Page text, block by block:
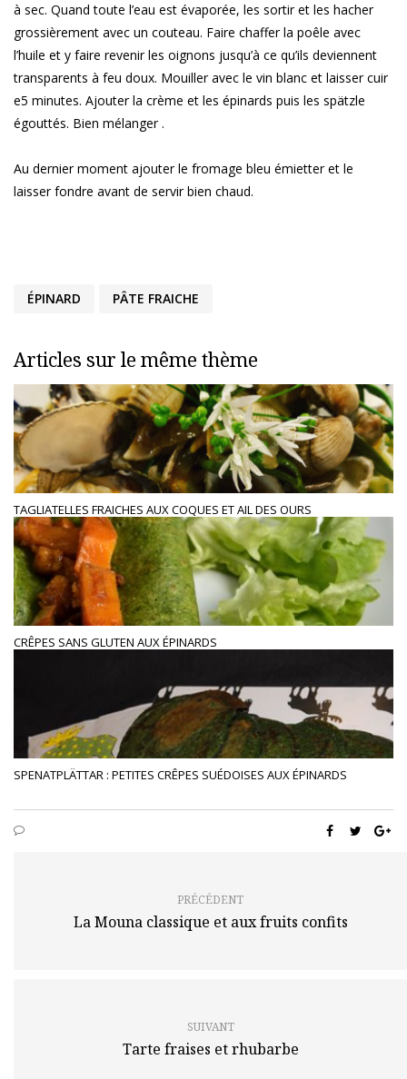
à sec. Quand toute l’eau est évaporée, les sortir et les hacher
grossièrement avec un couteau. Faire chaffer la poêle avec
l’huile et y faire revenir les oignons jusqu’à ce qu’ils deviennent
transparents à feu doux. Mouiller avec le vin blanc et laisser cuir
e5 minutes. Ajouter la crème et les épinards puis les spätzle
égouttés. Bien mélanger .
Au dernier moment ajouter le fromage bleu émietter et le
laisser fondre avant de servir bien chaud.
ÉPINARD PÂTE FRAICHE
Articles sur le même thème
TAGLIATELLES FRAICHES AUX COQUES ET AIL DES OURS
CRÊPES SANS GLUTEN AUX ÉPINARDS
SPENATPLÄTTAR : PETITES CRÊPES SUÉDOISES AUX ÉPINARDS
PRÉCÉDENT
La Mouna classique et aux fruits confits
SUIVANT
Tarte fraises et rhubarbe